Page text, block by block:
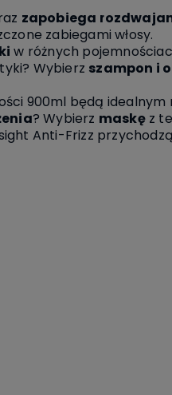
zapobiega
zabiegami włosy.
w różnych
Wybierz szampon i
900ml będą idealnym
? Wybierz maskęz
Anti-Frizz